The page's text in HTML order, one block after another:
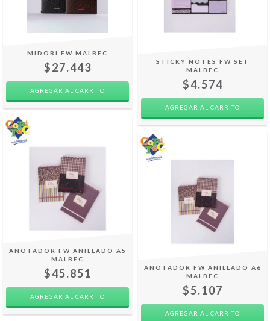
MIDORI FW MALBEC
$27.443
STICKY NOTES FW SET
MALBEC
$4.574
ANOTADOR FW ANILLADO A5
MALBEC
$45.851
ANOTADOR FW ANILLADO A6
MALBEC
$5.107